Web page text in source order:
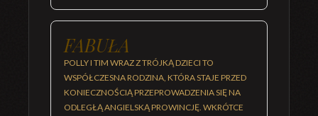
FABUŁA
POLLY I TIM WRAZ Z TRÓJKĄ DZIECI TO
WSPÓŁCZESNA RODZINA, KTÓRA STAJE PRZED
KONIECZNOŚCIĄ PRZEPROWADZENIA SIĘ NA
ODLEGŁĄ ANGIELSKĄ PROWINCJĘ. WKRÓTCE